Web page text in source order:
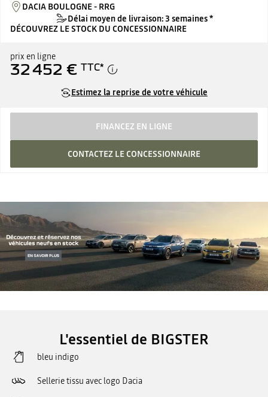
DACIA BOULOGNE - RRG
Délai moyen de livraison: 3 semaines *
DÉCOUVREZ LE STOCK DU CONCESSIONNAIRE
prix en ligne
32 452 € TTC*
Estimez la reprise de votre véhicule
FINANCEZ EN LIGNE
CONTACTEZ LE CONCESSIONNAIRE
L'essentiel de BIGSTER
bleu indigo
Sellerie tissu avec logo Dacia